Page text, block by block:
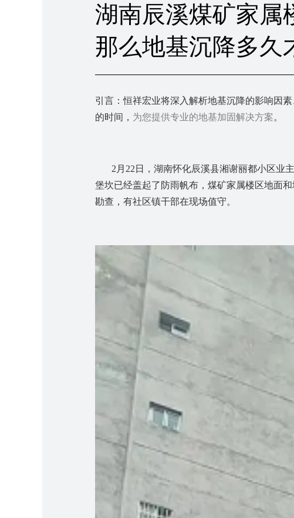
湖南辰溪煤矿家属
那么地基沉降多久
引言：恒祥宏业将深入解析地基沉降的影响因
的时间 ， 为您提供专业的地基加固解决方案。
2月22日，湖南怀化辰溪县湘谢丽都小区业
堡坎已经盖起了防雨帆布， 煤矿家属楼区地面和
勘查，有社区镇干部在现场值守。